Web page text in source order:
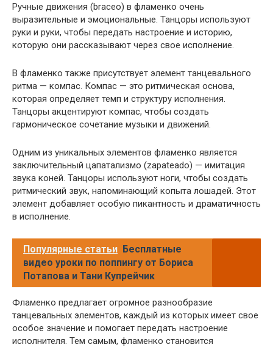
Ручные движения (braceo) в фламенко очень
выразительные и эмоциональные. Танцоры используют
руки и руки, чтобы передать настроение и историю,
которую они рассказывают через свое исполнение.
В фламенко также присутствует элемент танцевального
ритма — компас. Компас — это ритмическая основа,
которая определяет темп и структуру исполнения.
Танцоры акцентируют компас, чтобы создать
гармоническое сочетание музыки и движений.
Одним из уникальных элементов фламенко является
заключительный цапатализмо (zapateado) — имитация
звука коней. Танцоры используют ноги, чтобы создать
ритмический звук, напоминающий копыта лошадей. Этот
элемент добавляет особую пикантность и драматичность
в исполнение.
Популярные статьи Бесплатные
видео уроки по поппингу от Бориса
Потапова и Тани Купрейчик
Фламенко предлагает огромное разнообразие
танцевальных элементов, каждый из которых имеет свое
особое значение и помогает передать настроение
исполнителя. Тем самым, фламенко становится